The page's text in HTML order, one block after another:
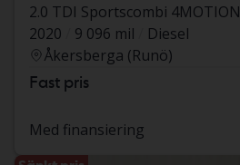
2.0 TDI Sportscombi 4MOTION
2020
9 096 mil
Diesel
Åkersberga (Runö)
Fast pris
Med finansiering